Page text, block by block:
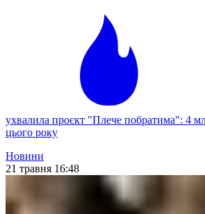
ухвалила проєкт "Плече побратима": 4
цього року
Новини
21 травня 16:48